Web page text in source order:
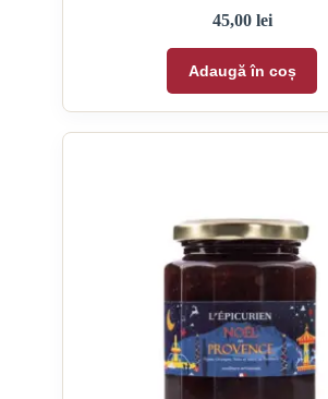
45,00 lei
Adaugă în coș